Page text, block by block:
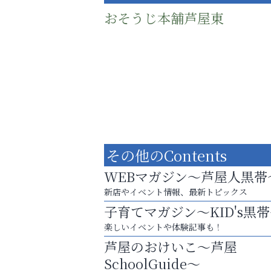
おそうじ本舗芦屋東
梅雨でカビが繁殖する前に！
エアコン掃除は“今”が最適
ラ・ミカ矯正歯科
その他のContents
WEBマガジン～芦屋人黒帯
新店やイベント情報、最新トピックス
子育てマガジン～KID's黒
楽しいイベントや体験記事も！
芦屋のおけいこ～芦屋
SchoolGuide～